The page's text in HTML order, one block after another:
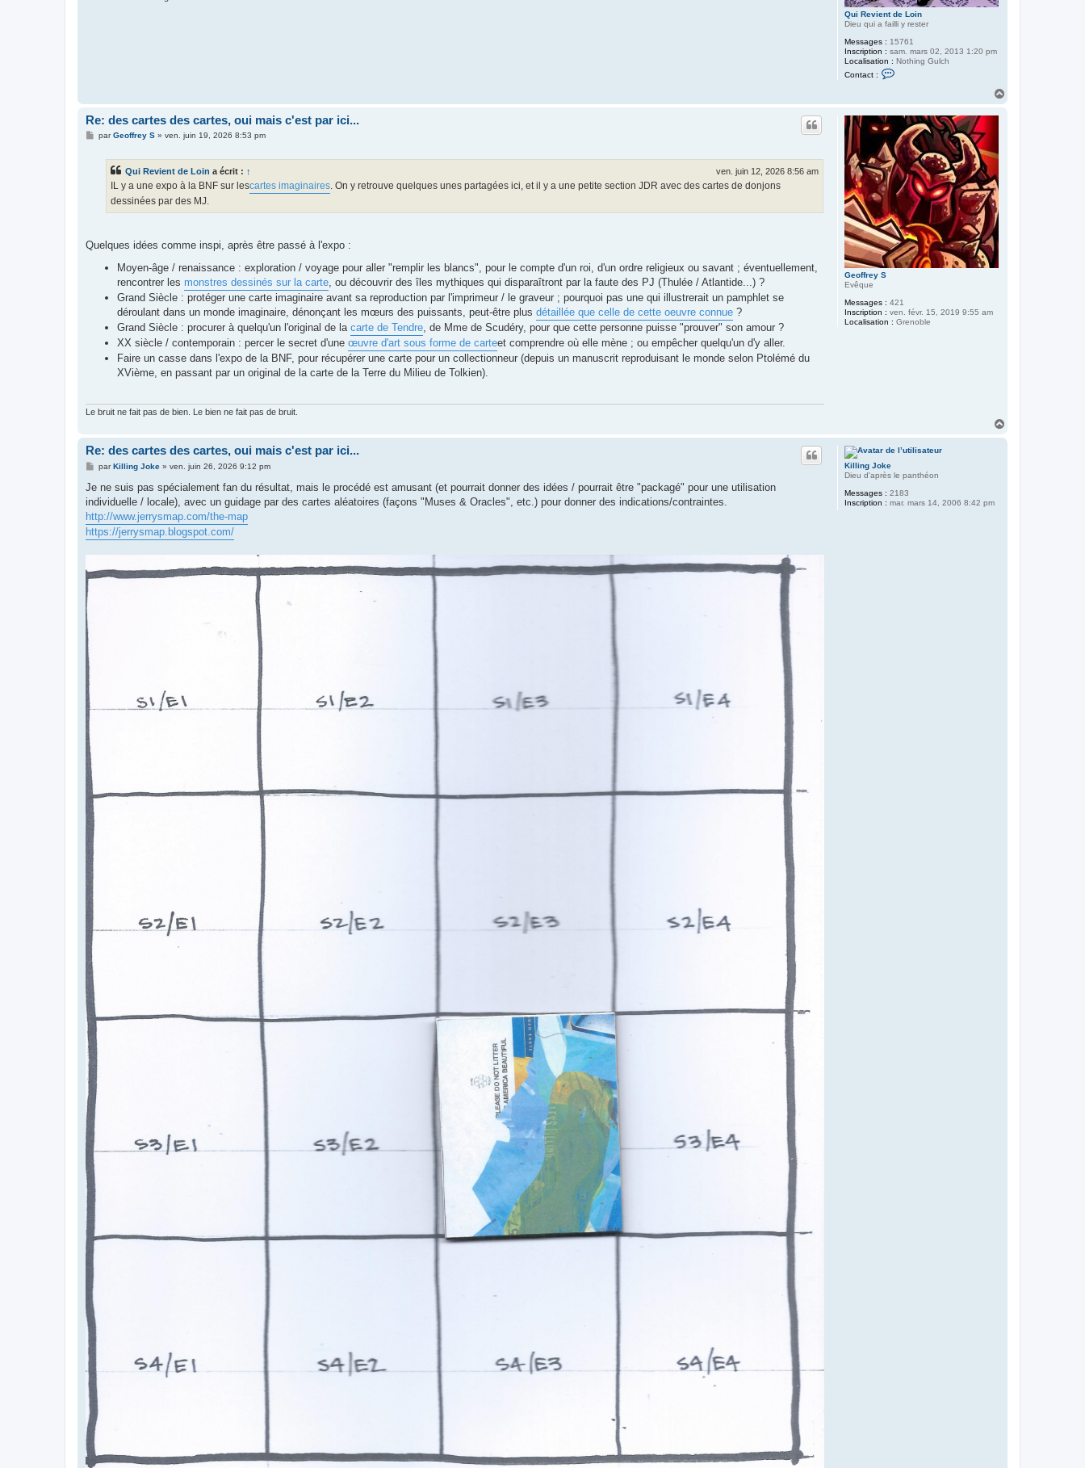
Qui Revient de Loin
Dieu qui a failli y rester
Messages : 15761
Inscription : sam. mars 02, 2013 1:20 pm
Localisation : Nothing Gulch
Contact :
c
e
r
Q
u
i
R
e
i
e
n
t
d
e
n
Geoffrey S
Evêque
Messages : 421
Inscription : ven. févr. 15, 2019 9:55 am
Localisation : Grenoble
Re: des cartes des cartes, oui mais c'est par ici...
MparGeoffrey S» ven. juin 19, 2026 8:53 pm
Qui Revient de Loin a écrit : ↑ ven. juin 12, 2026 8:56 am
IL y a une expo à la BNF sur lescartes imaginaires. On y retrouve quelques unes partagées ici, et il y a une petite section JDR avec des cartes de donjons
dessinées par des MJ.
Quelques idées comme inspi, après être passé à l'expo :
Moyen-âge / renaissance : exploration / voyage pour aller "remplir les blancs", pour le compte d'un roi, d'un ordre religieux ou savant ; éventuellement,
rencontrer les monstres dessinés sur la carte, ou découvrir des îles mythiques qui disparaîtront par la faute des PJ (Thulée / Atlantide...) ?
Grand Siècle : protéger une carte imaginaire avant sa reproduction par l'imprimeur / le graveur ; pourquoi pas une qui illustrerait un pamphlet se
déroulant dans un monde imaginaire, dénonçant les mœurs des puissants, peut-être plus détaillée que celle de cette oeuvre connue ?
Grand Siècle : procurer à quelqu'un l'original de la carte de Tendre, de Mme de Scudéry, pour que cette personne puisse "prouver" son amour ?
XX siècle / contemporain : percer le secret d'une œuvre d'art sous forme de carteet comprendre où elle mène ; ou empêcher quelqu'un d'y aller.
Faire un casse dans l'expo de la BNF, pour récupérer une carte pour un collectionneur (depuis un manuscrit reproduisant le monde selon Ptolémé du
XVième, en passant par un original de la carte de la Terre du Milieu de Tolkien).
Le bruit ne fait pas de bien. Le bien ne fait pas de bruit.
Killing Joke
Dieu d'après le panthéon
Messages : 2183
Inscription : mar. mars 14, 2006 8:42 pm
Re: des cartes des cartes, oui mais c'est par ici...
M
s
a
g
e
parKilling Joke» ven. juin 26, 2026 9:12 pm
Je ne suis pas spécialement fan du résultat, mais le procédé est amusant (et pourrait donner des idées / pourrait être "packagé" pour une utilisation
individuelle / locale), avec un guidage par des cartes aléatoires (façons "Muses & Oracles", etc.) pour donner des indications/contraintes.
http://www.jerrysmap.com/the-map
https://jerrysmap.blogspot.com/